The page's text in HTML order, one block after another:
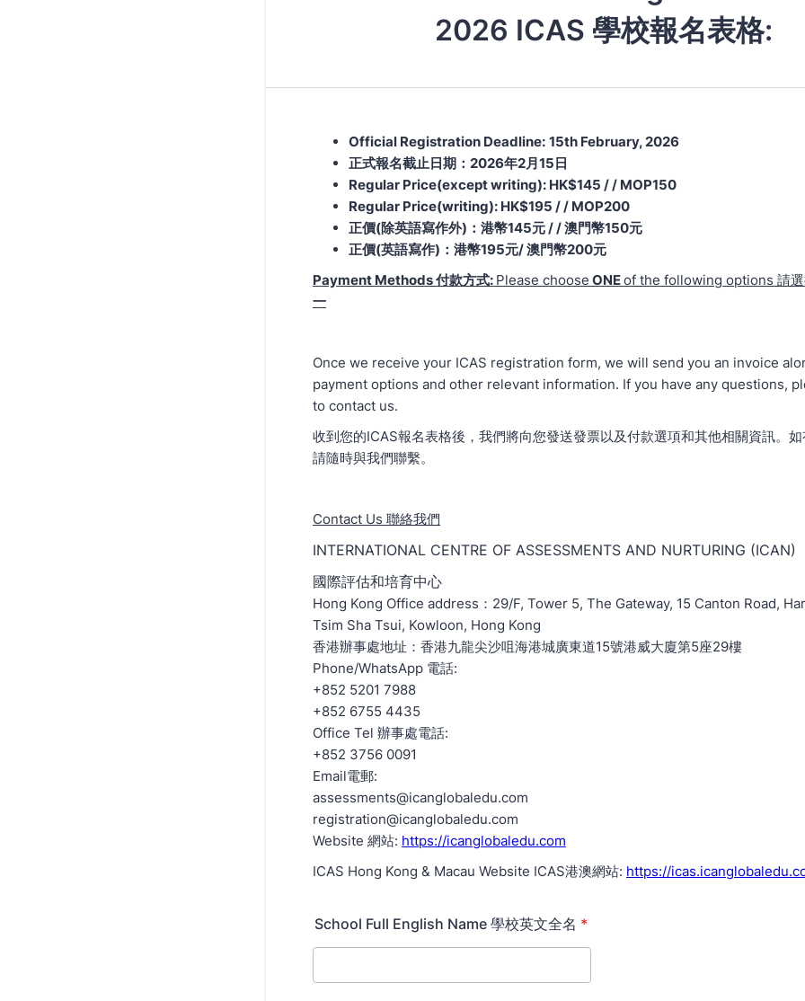
2026 ICAS 學校報名表格:
Official Registration Deadline: 15th February, 2026
正式報名截止日期：2026年2月15日
Regular Price(except writing): HK$145 / / MOP150
Regular Price(writing): HK$195 / / MOP200
正價(除英語寫作外)：港幣145元 / / 澳門幣150元
正價(英語寫作)：港幣195元/ 澳門幣200元
Payment Methods 付款方式: Please choose ONEof the following options 請
一
Once we receive your ICAS registration form, we will send you an invoice
payment options and other relevant information. If you have any questions,
to contact us.
收到您的ICAS報名表格後，我們將向您發送發票以及付款選項和其他相關資訊。
請隨時與我們聯繫。
Contact Us 聯絡我們
INTERNATIONAL CENTRE OF ASSESSMENTS AND NURTURING (ICAN)
國際評估和培育中心
Hong Kong Office address：29/F, Tower 5, The Gateway, 15 Canton Road,
Tsim Sha Tsui, Kowloon, Hong Kong
香港辦事處地址：香港九龍尖沙咀海港城廣東道15號港威大廈第5座29樓
Phone/WhatsApp 電話:
+852 5201 7988
+852 6755 4435
Office Tel 辦事處電話:
+852 3756 0091
Email電郵:
assessments@icanglobaledu.com
registration@icanglobaledu.com
Website 網站: https://icanglobaledu.com
ICAS Hong Kong & Macau Website ICAS港澳網站: https://
School Full English Name 學校英文全名 *